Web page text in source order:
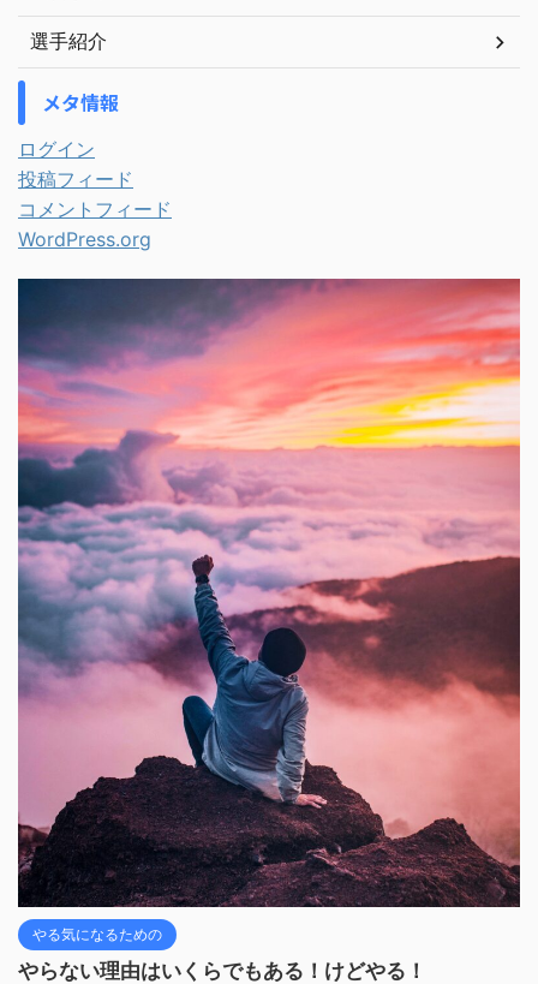
選手紹介
メタ情報
ログイン
投稿フィード
コメントフィード
WordPress.org
やる気になるための
やらない理由はいくらでもある！けどやる！